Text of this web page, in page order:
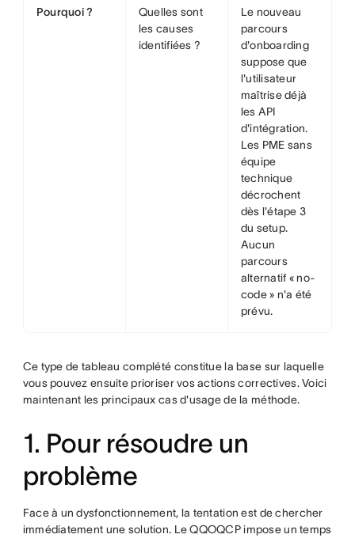
Pourquoi ?
Quelles sont
les causes
identifiées ?
Le nouveau
parcours
d'onboarding
suppose que
l'utilisateur
maîtrise déjà
les API
d'intégration.
Les PME sans
équipe
technique
décrochent
dès l'étape 3
du setup.
Aucun
parcours
alternatif « no-
code » n'a été
prévu.
Ce type de tableau complété constitue la base sur laquelle
vous pouvez ensuite prioriser vos actions correctives. Voici
maintenant les principaux cas d'usage de la méthode.
1. Pour résoudre un
problème
Face à un dysfonctionnement, la tentation est de chercher
immédiatement une solution. Le QQOQCP impose un temps